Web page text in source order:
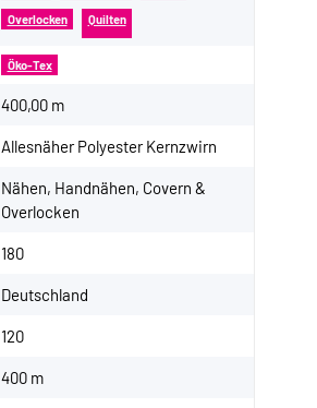
Overlocken Quilten
Öko-Tex
400,00 m
Allesnäher Polyester Kernzwirn
Nähen, Handnähen, Covern &
Overlocken
180
Deutschland
120
400 m